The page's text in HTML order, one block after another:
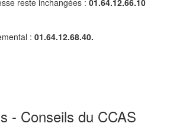
reste inchangées : 01.64.12.66.10
: 01.64.12.68.40.
- Conseils du CCAS